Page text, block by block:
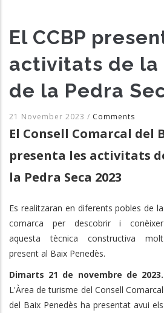
El CCBP
activitats de la
de la Pedra
21 November 2023 / Comments
El Consell Comarcal del
presenta les activitats
la Pedra Seca 2023
Es realitzaran en diferents pobles de la
comarca per descobrir i conèixer
aquesta tècnica constructiva molt
present al Baix Penedès.
Dimarts 21 de novembre de 2023.
L'Àrea de turisme del Consell Comarcal
del Baix Penedès ha presentat avui els